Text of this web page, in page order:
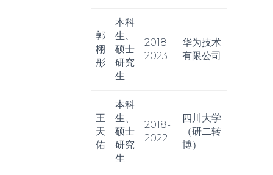
郭
栩
彤
本科
生、
硕士
研究
生
2018-
2023
华为技术
有限公司
王
天
佑
本科
生、
硕士
研究
生
2018-
2022
四川大学
（研二转
博）